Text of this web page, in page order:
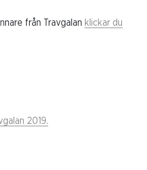
från Travgalan klickar du
2019.